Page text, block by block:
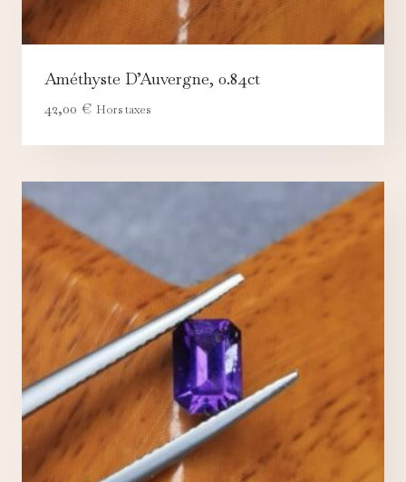
Améthyste D’Auvergne, 0.84ct
42,00 € Hors taxes